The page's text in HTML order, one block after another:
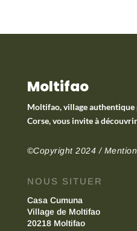
Moltifao
Moltifao, village
Corse, vous invite à
©Copyright 2024 /
NOUS SITUER
Casa Cumuna
Village de Moltifao
20218 Moltifao